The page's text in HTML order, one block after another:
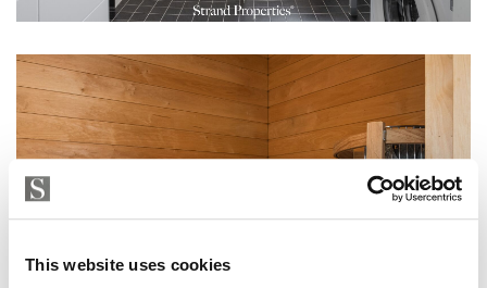
This website uses cookies